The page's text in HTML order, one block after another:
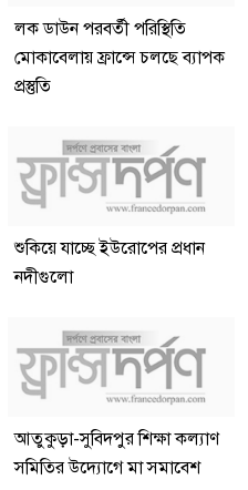
লক ডাউন পরবর্তী পরিস্থিতি
মোকাবেলায় ফ্রান্সে চলছে ব্যাপক
প্রস্তুতি
শুকিয়ে যাচ্ছে ইউরোপের প্রধান
নদীগুলো
আতুকুড়া-সুবিদপুর শিক্ষা কল্যাণ
সমিতির উদ্যোগে মা সমাবেশ